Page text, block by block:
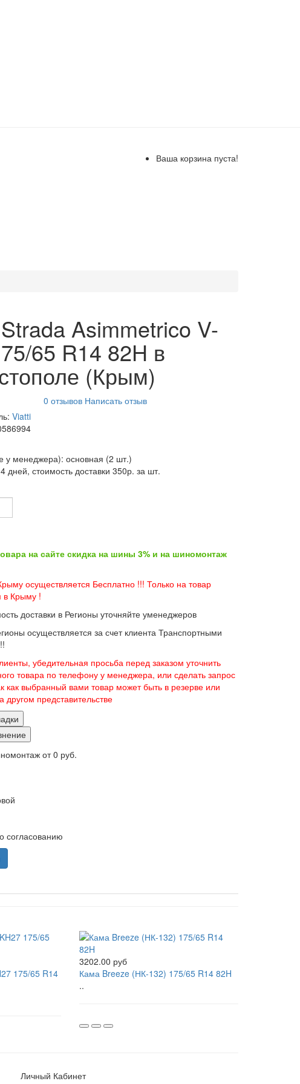
Ваша корзина пуста!
Asimmetrico V-
65 R14 82H в
(Крым)
0 отзывов Написать отзыв
Viatti
у менеджера): основная (2 шт.)
дней, стоимость доставки 350р. за шт.
на сайте скидка на шины 3% и на шиномонтаж
осуществляется Бесплатно !!! Только на товар
в Крыму !
доставки в Регионы уточняйте уменеджеров
осуществляется за счет клиента Транспортными
убедительная просьба перед заказом уточнить
товара по телефону у менеджера, или сделать запрос
как выбранный вами товар может быть в резерве или
другом представительстве
от0 руб.
согласованию
175/65 R14
3202.00 руб
Кама Breeze (НК-132) 175/65 R14 82H
..
Личный Кабинет